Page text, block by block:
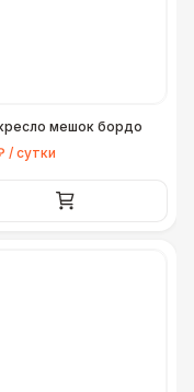
мешок бордо
/ сутки